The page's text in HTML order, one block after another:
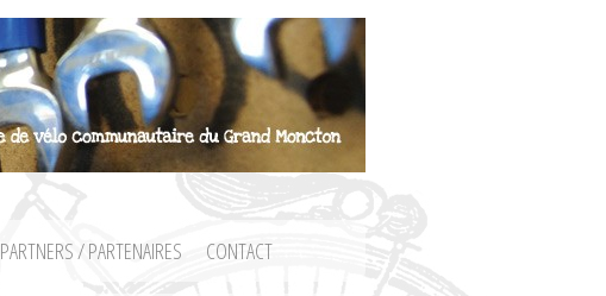
PARTNERS / PARTENAIRES CONTACT